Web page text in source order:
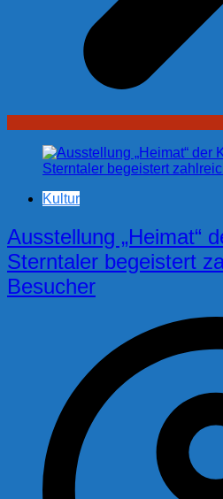
Kultur
Ausstellung „Heimat“
Sterntaler begeistert
Besucher